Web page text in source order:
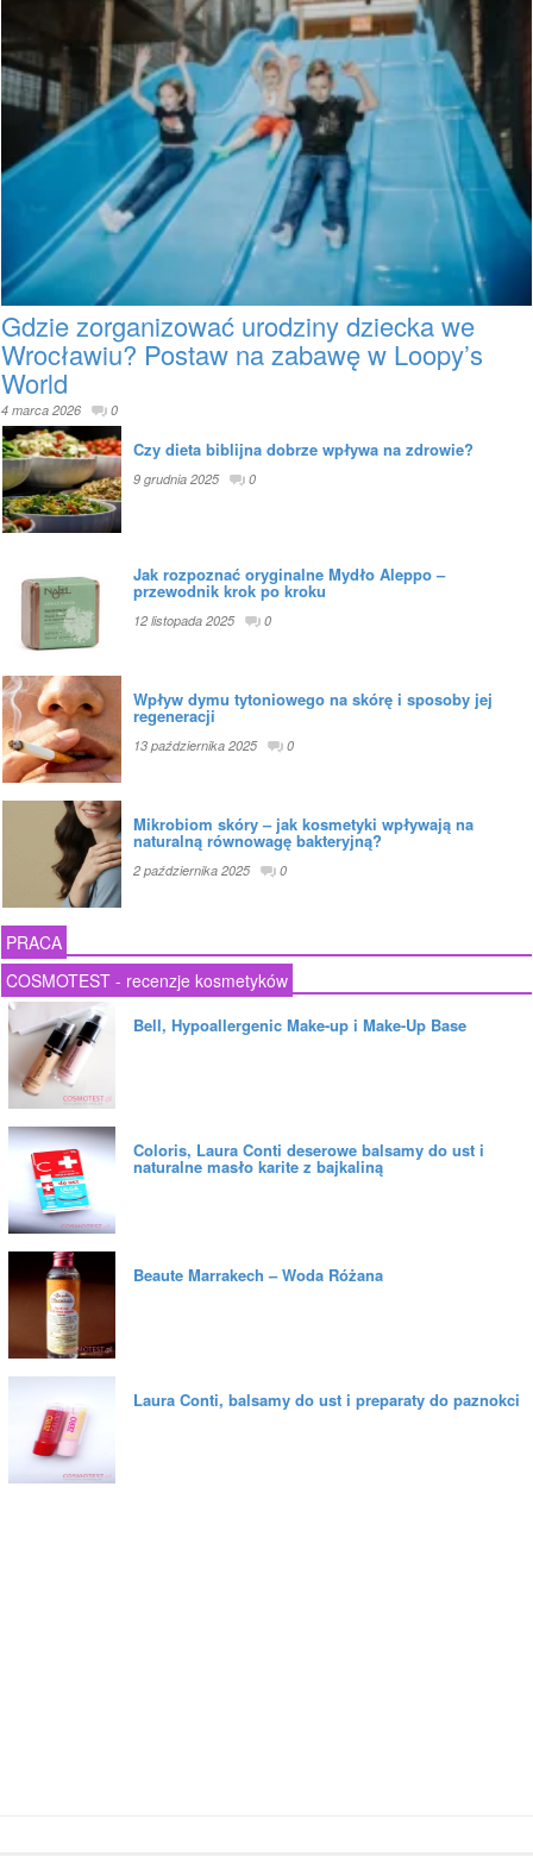
Gdzie zorganizować urodziny dziecka we
Wrocławiu? Postaw na zabawę w Loopy’s
World
4 marca 2026 0
Czy dieta biblijna dobrze wpływa na zdrowie?
9 grudnia 2025 0
Jak rozpoznać oryginalne Mydło Aleppo –
przewodnik krok po kroku
12 listopada 2025 0
Wpływ dymu tytoniowego na skórę i sposoby jej
regeneracji
13 października 2025 0
Mikrobiom skóry – jak kosmetyki wpływają na
naturalną równowagę bakteryjną?
2 października 2025 0
PRACA
COSMOTEST - recenzje kosmetyków
Bell, Hypoallergenic Make-up i Make-Up Base
Coloris, Laura Conti deserowe balsamy do ust i
naturalne masło karite z bajkaliną
Beaute Marrakech – Woda Różana
Laura Conti, balsamy do ust i preparaty do paznokci